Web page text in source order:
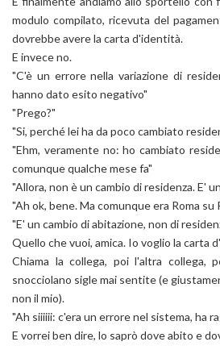
modulo compilato, ricevuta del
dovrebbe avere la carta d'identità.
E invece no.
"C'è un errore nella variazione di
hanno dato esito negativo"
"Prego?"
"Si, perché lei ha da poco cambiato
"Ehm, veramente no: ho cambiato
comunque qualche mese fa"
"Allora, non è un cambio di residenza. E'
"Ah ok, bene. Ma comunque era Roma su
"E' un cambio di abitazione, non di
Quello che vuoi, amica. Io voglio la carta
Chiama la collega, poi l'altra collega,
snocciolano sigle mai sentite (e
non il mio).
"Ah siiiiii: c'era un errore nel sistema, ha
E vorrei ben dire, lo saprò dove abito e